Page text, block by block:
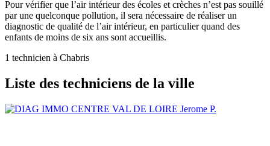
Pour vérifier que l’air intérieur des écoles et crèches n’est pas souillé
par une quelconque pollution, il sera nécessaire de réaliser un
diagnostic de qualité de l’air intérieur, en particulier quand des
enfants de moins de six ans sont accueillis.
1 technicien à Chabris
Liste des techniciens de la ville
Jerome P.